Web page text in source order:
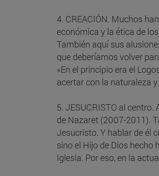
4. CREACIÓN. Muchos
económica y la ética de
También aquí sus
que deberíamos volver
«En el principio era el
acertar con la naturaleza
5. JESUCRISTO al
de Nazaret (2007-2011).
Jesucristo. Y hablar de él
sino el Hijo de Dios hecho
Iglesia. Por eso, en la